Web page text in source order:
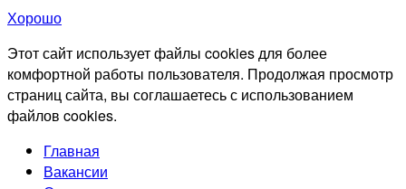
Хорошо
Этот сайт использует файлы cookies для более
комфортной работы пользователя. Продолжая просмотр
страниц сайта, вы соглашаетесь с использованием
файлов cookies.
Главная
Вакансии